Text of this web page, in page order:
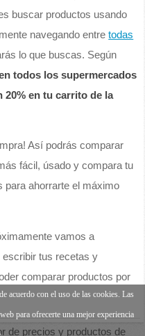
buscar productos usando
navegando entretodas
lo que buscas. Según
todos los supermercados
20% en tu carrito de la
Así podrás comparar
fácil, úsado y compara tu
para ahorrarte el máximo
vamos a
escribir tus recetas y
comparar productos por
de precios y productos de
acuerdo con el uso de las cookies. Las
para ofrecerte una mejor experiencia